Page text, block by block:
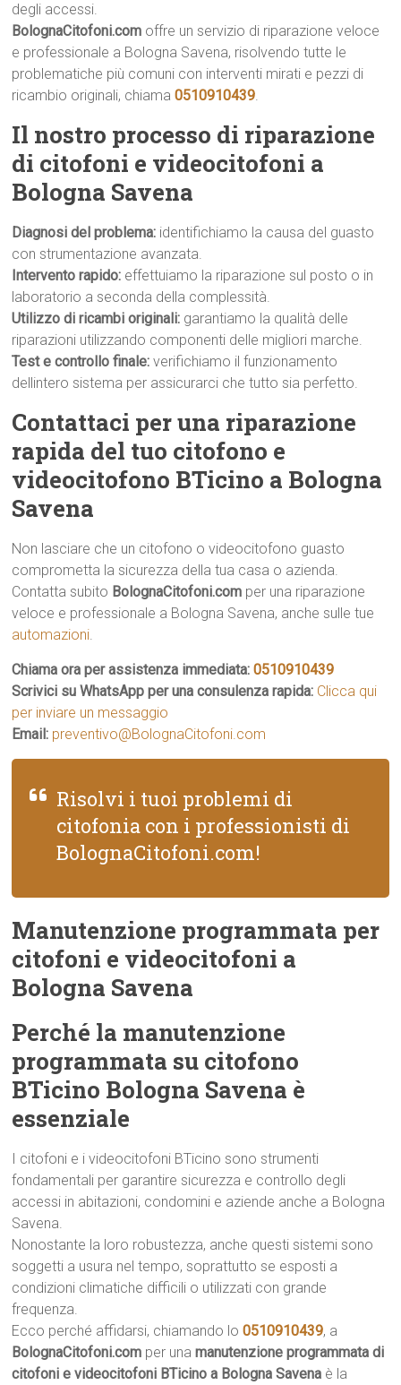
degli accessi.
BolognaCitofoni.com offre un servizio di riparazione veloce
e professionale a Bologna Savena, risolvendo tutte le
problematiche più comuni con interventi mirati e pezzi di
ricambio originali, chiama0510910439.
Il nostro processo di riparazione
di citofoni e videocitofoni a
Bologna Savena
Diagnosi del problema: identifichiamo la causa del guasto
con strumentazione avanzata.
Intervento rapido: effettuiamo la riparazione sul posto o in
laboratorio a seconda della complessità.
Utilizzo di ricambi originali: garantiamo la qualità delle
riparazioni utilizzando componenti delle migliori marche.
Test e controllo finale:verifichiamo il funzionamento
dellintero sistema per assicurarci che tutto sia perfetto.
Contattaci per una riparazione
rapida del tuo citofono e
videocitofono BTicino a Bologna
Savena
Non lasciare che un citofono o videocitofono guasto
comprometta la sicurezza della tua casa o azienda.
Contatta subito BolognaCitofoni.com per una riparazione
veloce e professionale a Bologna Savena, anche sulle tue
automazioni.
Chiama ora per assistenza immediata:0510910439
Scrivici su WhatsApp per una consulenza rapida: Clicca qui
per inviare un messaggio
Email: preventivo@BolognaCitofoni.com
Risolvi i tuoi problemi di
citofonia con i professionisti di
BolognaCitofoni.com!
Manutenzione programmata per
citofoni e videocitofoni a
Bologna Savena
Perché la manutenzione
programmata su citofono
BTicino Bologna Savena è
essenziale
I citofoni e i videocitofoni BTicino sono strumenti
fondamentali per garantire sicurezza e controllo degli
accessi in abitazioni, condomini e aziende anche a Bologna
Savena.
Nonostante la loro robustezza, anche questi sistemi sono
soggetti a usura nel tempo, soprattutto se esposti a
condizioni climatiche difficili o utilizzati con grande
frequenza.
Ecco perché affidarsi, chiamando lo0510910439, a
BolognaCitofoni.com per unamanutenzione programmata di
citofoni e videocitofoni BTicino a Bologna Savena è la